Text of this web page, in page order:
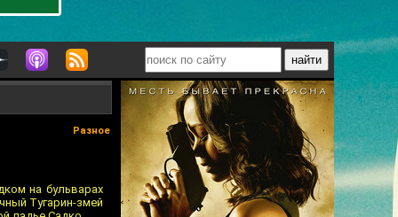
Разное
на бульварах
Тугарин-змей